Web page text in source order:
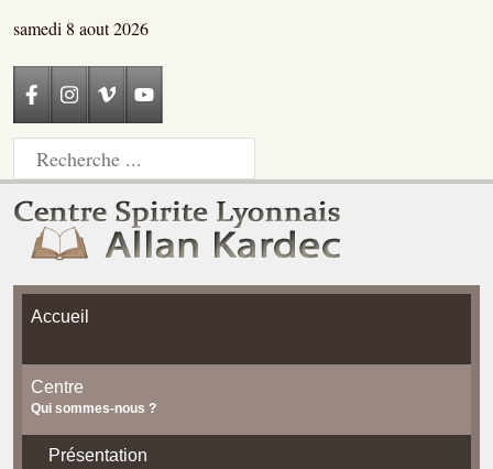
samedi 8 aout 2026
Accueil
Centre
Qui sommes-nous ?
Présentation